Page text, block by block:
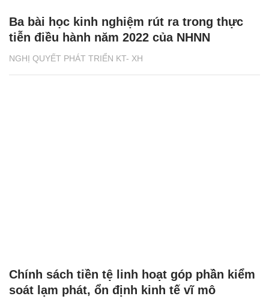
NGHỊ QUYẾT PHÁT TRIỂN KT- XH
Ba bài học kinh nghiệm rút ra trong thực
tiễn điều hành năm 2022 của NHNN
Chính sách tiền tệ linh hoạt góp phần kiểm
soát lạm phát, ổn định kinh tế vĩ mô